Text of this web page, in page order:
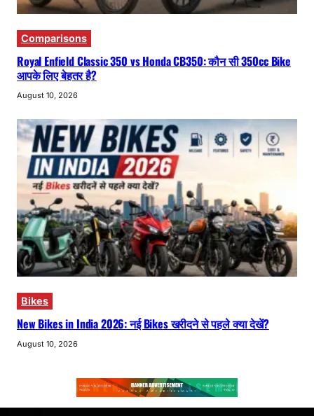
Comparisons
Royal Enfield Classic 350 vs Honda CB350: कौन सी 350cc Bike
आपके लिए बेहतर है?
August 10, 2026
Bikes
New Bikes in India 2026: नई Bikes खरीदने से पहले क्या देखें?
August 10, 2026